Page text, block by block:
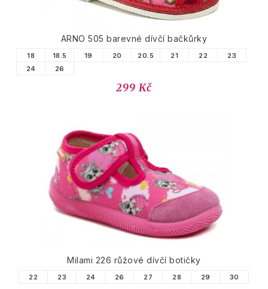
ARNO 505 barevné dívčí bačkůrky
18 18.5 19 20 20.5 21 22
23
24
26
299 Kč
Milami 226 růžové dívčí botičky
22 23 24 26 27 28 29 30